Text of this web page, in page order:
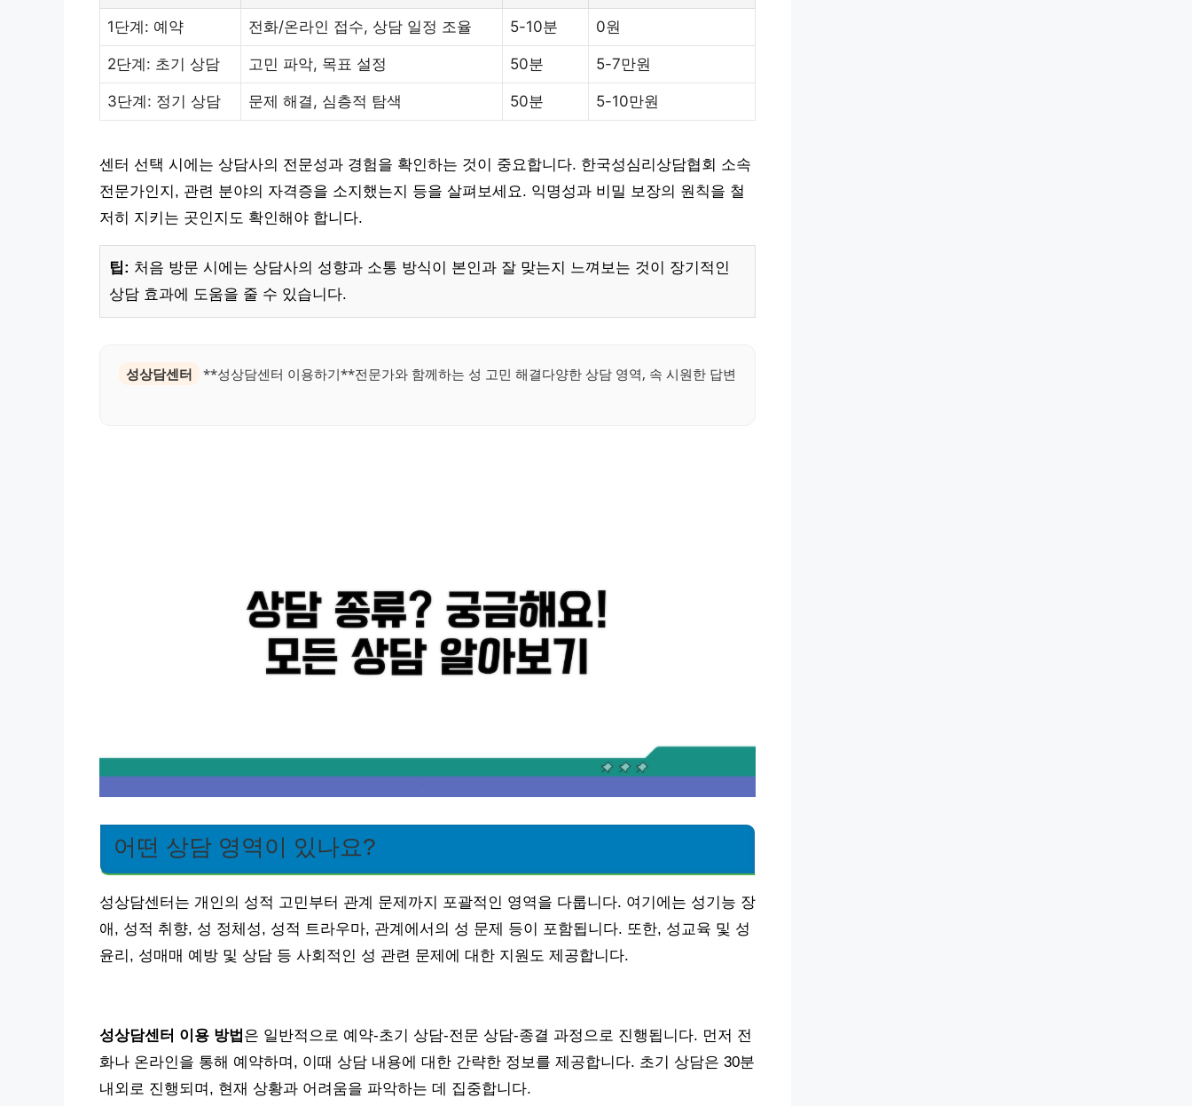
1단계: 예약 전화/온라인 접수, 상담 일정 조율 5-10분 0원
2단계: 초기 상담 고민 파악, 목표 설정 50분 5-7만원
3단계: 정기 상담 문제 해결, 심층적 탐색 50분 5-10만원
센터 선택 시에는 상담사의 전문성과 경험을 확인하는 것이 중요합니다. 한국성심리상담협회 소속
전문가인지, 관련 분야의 자격증을 소지했는지 등을 살펴보세요. 익명성과 비밀 보장의 원칙을 철
저히 지키는 곳인지도 확인해야 합니다.
팁: 처음 방문 시에는 상담사의 성향과 소통 방식이 본인과 잘 맞는지 느껴보는 것이 장기적인
상담 효과에 도움을 줄 수 있습니다.
성상담센터 **성상담센터 이용하기**전문가와 함께하는 성 고민 해결다양한 상담 영역, 속 시원한 답변
어떤 상담 영역이 있나요?
성상담센터는 개인의 성적 고민부터 관계 문제까지 포괄적인 영역을 다룹니다. 여기에는 성기능 장
애, 성적 취향, 성 정체성, 성적 트라우마, 관계에서의 성 문제 등이 포함됩니다. 또한, 성교육 및 성
윤리, 성매매 예방 및 상담 등 사회적인 성 관련 문제에 대한 지원도 제공합니다.
성상담센터 이용 방법 은 일반적으로 예약-초기 상담-전문 상담-종결 과정으로 진행됩니다. 먼저 전
화나 온라인을 통해 예약하며, 이때 상담 내용에 대한 간략한 정보를 제공합니다. 초기 상담은 30분
내외로 진행되며, 현재 상황과 어려움을 파악하는 데 집중합니다.